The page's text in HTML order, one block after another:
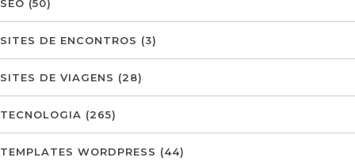
SEO (50)
SITES DE ENCONTROS (3)
SITES DE VIAGENS (28)
TECNOLOGIA (265)
TEMPLATES WORDPRESS (44)